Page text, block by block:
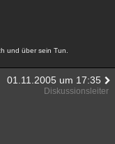
und über sein Tun.
01.11.2005 um 17:35
Diskussionsleiter